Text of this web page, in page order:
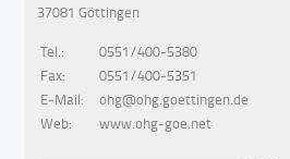
37081 Göttingen
Tel.:
0551/400-5380
Fax:
0551/400-5351
E-Mail:
ohg@ohg.goettingen.de
Web:
www.ohg-goe.net